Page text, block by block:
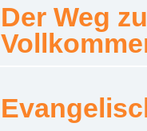
Der Weg